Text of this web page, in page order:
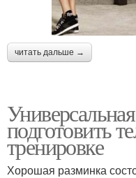
читать дальше →
подготовить
тренировке
Хорошая разминка